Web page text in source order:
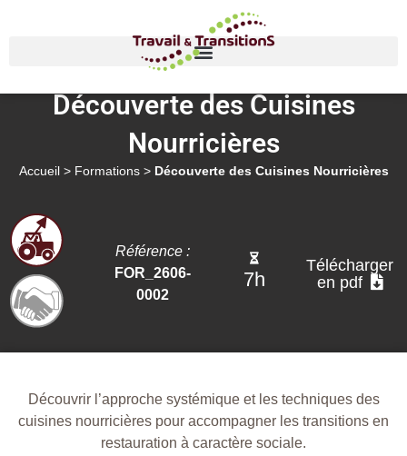
Découverte des Cuisines
Nourricières
Accueil > Formations> Découverte des Cuisines Nourricières
Référence :
FOR_2606-
0002
7h
Télécharger
en pdf
Découvrir l’approche systémique et les techniques des
cuisines nourricières pour accompagner les transitions en
restauration à caractère sociale.